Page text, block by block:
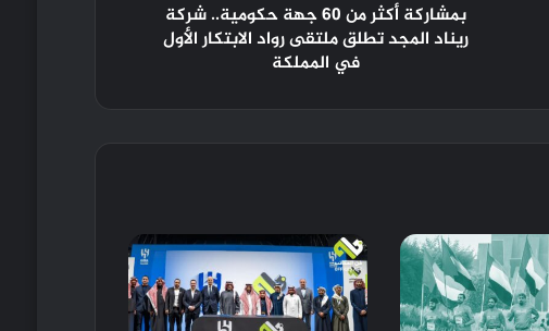
بمشاركة أكثر من 60 جهة حكومية.. شركة
ريناد المجد تطلق ملتقى رواد الابتكار الأول
في المملكة